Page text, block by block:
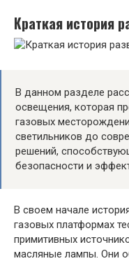
Краткая история
В данном разделе
освещения, которая
газовых
светильников до
решений,
безопасности и
В своем начале
газовых платформах
примитивных
масляные лампы. Они